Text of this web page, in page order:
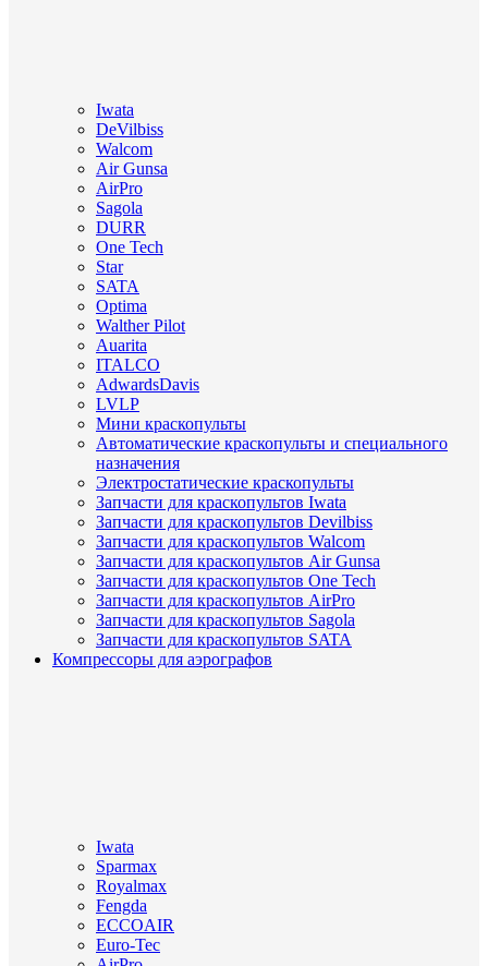
Iwata
DeVilbiss
Walcom
Air Gunsa
AirPro
Sagola
DURR
One Tech
Star
SATA
Optima
Walther Pilot
Auarita
ITALCO
AdwardsDavis
LVLP
Мини краскопульты
Автоматические краскопульты и специального
назначения
Электростатические краскопульты
Запчасти для краскопультов Iwata
Запчасти для краскопультов Devilbiss
Запчасти для краскопультов Walcom
Запчасти для краскопультов Air Gunsa
Запчасти для краскопультов One Tech
Запчасти для краскопультов AirPro
Запчасти для краскопультов Sagola
Запчасти для краскопультов SATA
Компрессоры для аэрографов
Iwata
Sparmax
Royalmax
Fengda
ECCOAIR
Euro-Tec